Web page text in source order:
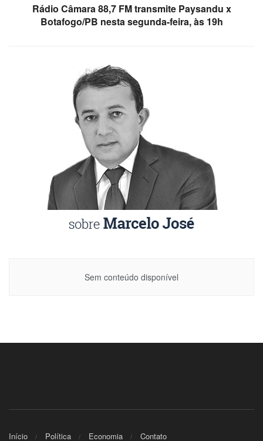
Rádio Câmara 88,7 FM transmite Paysandu x
Botafogo/PB nesta segunda-feira, às 19h
Sem conteúdo disponível
Início Política Economia Contato